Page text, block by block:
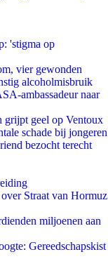
'stigma op
vier gewonden
alcoholmisbruik
ambassadeur naar
grijpt geel op Ventoux
schade bij jongeren
bezocht terecht
Straat van Hormuz
miljoenen aan
Gereedschapskist